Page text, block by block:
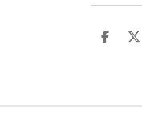
D
D